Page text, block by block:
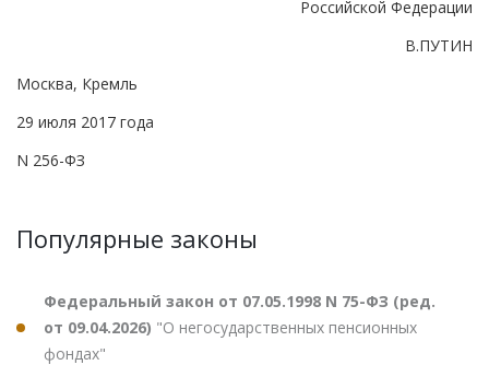
Российской Федерации
В.ПУТИН
Москва, Кремль
29 июля 2017 года
N 256-ФЗ
Популярные законы
Федеральный закон от 07.05.1998 N 75-ФЗ (ред.
от 09.04.2026) "О негосударственных пенсионных
фондах"